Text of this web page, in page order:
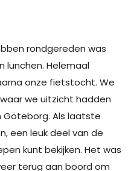
rondgereden was
Helemaal
onze fietstocht. We
we uitzicht hadden
Göteborg. Als laatste
een leuk deel van de
kunt bekijken. Het was
terug aan boord om